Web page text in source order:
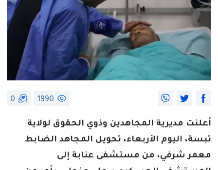
1990
0
أعلنت مديرية المجاهدين وذوي الحقوق لولاية
تبسة، اليوم الأربعاء، تحويل المجاهد الضابط
معمر شرفي، من مستشفى عنابة إلى